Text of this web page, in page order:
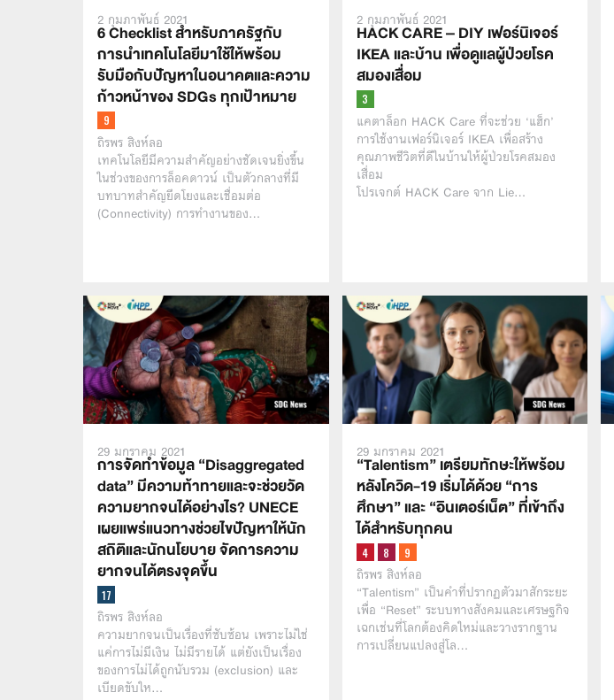
2 กุมภาพันธ์ 2021
6 Checklist สำหรับภาครัฐกับ
การนำเทคโนโลยีมาใช้ให้พร้อม
รับมือกับปัญหาในอนาคตและความ
ก้าวหน้าของ SDGs ทุกเป้าหมาย
ถิรพร สิงห์ลอ
เทคโนโลยีมีความสำคัญอย่างชัดเจนยิ่งขึ้น
ในช่วงของการล็อคดาวน์ เป็นตัวกลางที่มี
บทบาทสำคัญยึดโยงและเชื่อมต่อ
(Connectivity) การทำงานของ…
2 กุมภาพันธ์ 2021
HACK CARE – DIY เฟอร์นิเจอร์
IKEA และบ้าน เพื่อดูแลผู้ป่วยโรค
สมองเสื่อม
แคตาล็อก HACK Care ที่จะช่วย ‘แฮ็ก’
การใช้งานเฟอร์นิเจอร์ IKEA เพื่อสร้าง
คุณภาพชีวิตที่ดีในบ้านให้ผู้ป่วยโรคสมอง
เสื่อม
โปรเจกต์ HACK Care จาก Lie…
29 มกราคม 2021
การจัดทำข้อมูล “Disaggregated
data” มีความท้าทายและจะช่วยวัด
ความยากจนได้อย่างไร? UNECE
เผยแพร่แนวทางช่วยไขปัญหาให้นัก
สถิติและนักนโยบาย จัดการความ
ยากจนได้ตรงจุดขึ้น
ถิรพร สิงห์ลอ
ความยากจนเป็นเรื่องที่ซับซ้อน เพราะไม่ใช่
แค่การไม่มีเงิน ไม่มีรายได้ แต่ยังเป็นเรื่อง
ของการไม่ได้ถูกนับรวม (exclusion) และ
เบียดขับให…
29 มกราคม 2021
“Talentism” เตรียมทักษะให้พร้อม
หลังโควิด-19 เริ่มได้ด้วย “การ
ศึกษา” และ “อินเตอร์เน็ต” ที่เข้าถึง
ได้สำหรับทุกคน
ถิรพร สิงห์ลอ
“Talentism” เป็นคำที่ปรากฏตัวมาสักระยะ
เพื่อ “Reset” ระบบทางสังคมและเศรษฐกิจ
เฉกเช่นที่โลกต้องคิดใหม่และวางรากฐาน
การเปลี่ยนแปลงสู่โล…